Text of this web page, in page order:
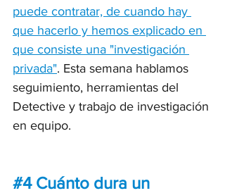
puede contratar, de cuando hay
que hacerlo y hemos explicado en
que consiste una "investigación
privada". Esta semana hablamos
seguimiento, herramientas del
Detective y trabajo de investigación
en equipo.
#4 Cuánto dura un